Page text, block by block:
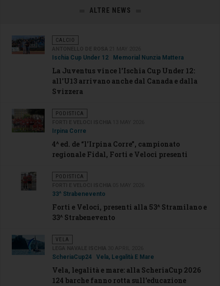
ALTRE NEWS
CALCIO
Ischia Cup Under 12 Memorial Nunzia Mattera
La Juventus vince l'Ischia Cup Under 12:
all'U13 arrivano anche dal Canada e dalla
Svizzera
PODISTICA
Irpina Corre
4^ ed. de “l’Irpina Corre”, campionato
regionale Fidal, Forti e Veloci presenti
PODISTICA
33^ Strabenevento
Forti e Veloci, presenti alla 53^ Stramilano e
33^ Strabenevento
VELA
ScheriaCup24 Vela, Legalità E Mare
Vela, legalità e mare: alla ScheriaCup 2026
124 barche fanno rotta sull'educazione